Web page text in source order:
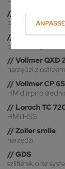
//
Vollmer
produkcji i
//
Loroch
pił tarczowych i
// Vollmer QXD
narzędzi z
// Vollmer CP
HM dla pił o
// Loroch TC
HM i HSS
// Zoller smile
narzędzi
// GDS
/
szlifierek oraz